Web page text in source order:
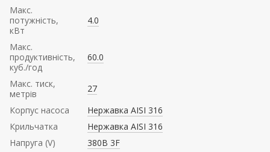
Mакс.
потужність,
кВт
4.0
Mакс.
продуктивність,
куб./год
60.0
Maкс. тиск,
метрів
27
Корпус насоса
Нержавка AISI 316
Крильчатка
Нержавка AISI 316
Напруга (V)
380В 3F